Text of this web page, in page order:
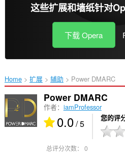
这些扩展和墙纸针对
下载 Opera
Home 扩展 辅助 Power DMARC‎
Power DMARC
作者： iamProfessor
0.0/ 5 您的评
总评分次数： 0